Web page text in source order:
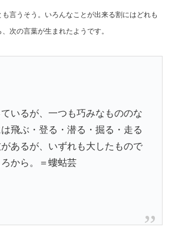
言うそう。いろんなことが出来る割にはどれも
次の言葉が生まれたようです。
いるが、一つも巧みなもののな
飛ぶ・登る・潜る・掘る・走る
あるが、いずれも大したもので
から。＝螻蛄芸